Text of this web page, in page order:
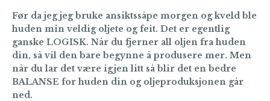
Før da jeg jeg bruke ansiktssåpe morgen og kveld ble
huden min veldig oljete og feit. Det er egentlig
ganske LOGISK. Når du fjerner all oljen fra huden
din, så vil den bare begynne å produsere mer. Men
når du lar det være igjen litt så blir det en bedre
BALANSE for huden din og oljeproduksjonen går
ned.